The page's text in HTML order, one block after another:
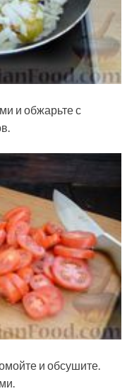
и обжарьте с
и обсушите.